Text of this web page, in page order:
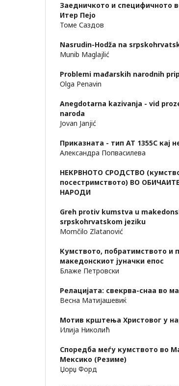
Заедничкото и специфичното
Итер Пејо
Томе Саздов
Nasrudin-Hodža nа
Munib Maglajlić
Problemi mađarskih narodnih
Olga Реnаvin
Anegdotarna kazivanja - vid
naroda
Jovan Janjić
Приказната - тип АТ 1355С кај
Александра Попвасилева
НЕКРВНОТО СРОДСТВО
посестримството) ВО
НАРОДИ
Greh protiv kumstva u
srpskohrvatskom jeziku
Momčilo Zlatanović
Кумството, побратимството и
македонскиот јуначки епос
Блаже Петровски
Релацијата: свекрва-снаа во
Весна Матијашевиќ
Мотив крштења Христовог у
Илија Николић
Споредба меѓу кумството во
Мексико (Резиме)
Џорџ Форд